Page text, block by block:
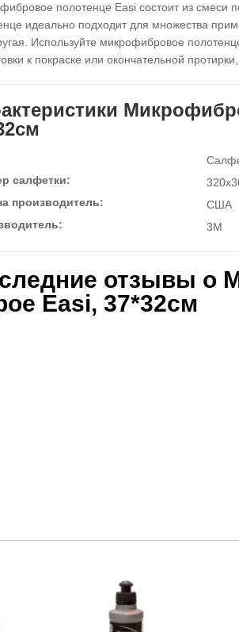
полотенце Easi состоит из смеси
идеально подходит для множества
Используйте микрофибровое
к покраске или окончательной
салфетки:
производитель:
США
3M
отзывы о
Easi, 37*32см